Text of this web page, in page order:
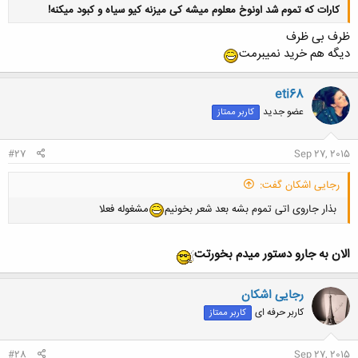
کارات که تموم شد اونوخ معلوم میشه کی میزنه کیو سیاه و کبود میکنه!
کلیک کنید تا باز شود...
ظرف بی ظرف
دیگه هم خرید نمیبرمت
eti68
عضو جدید کاربر ممتاز
Sep 27, 2015
#27
رجایی اشکان گفت:
بذار جاروی اتی تموم بشه بعد شعر بخونیم
مشغوله فعلا
الان به جارو دستور میدم بخورتت
رجایی اشکان
کاربر حرفه ای کاربر ممتاز
Sep 27, 2015
#28